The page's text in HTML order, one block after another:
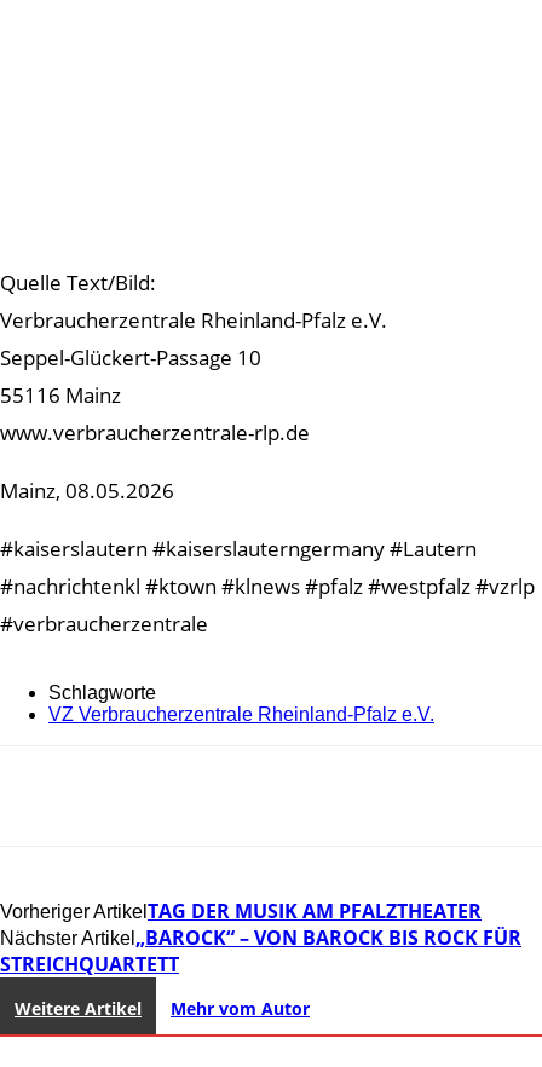
Quelle Text/Bild:
Verbraucherzentrale Rheinland-Pfalz e.V.
Seppel-Glückert-Passage 10
55116 Mainz
www.verbraucherzentrale-rlp.de
Mainz, 08.05.2026
#kaiserslautern #kaiserslauterngermany #Lautern
#nachrichtenkl #ktown #klnews #pfalz #westpfalz #vzrlp
#verbraucherzentrale
Schlagworte
VZ Verbraucherzentrale Rheinland-Pfalz e.V.
Vorheriger Artikel TAG DER MUSIK AM PFALZTHEATER
Nächster Artikel „BAROCK“ – VON BAROCK BIS ROCK FÜR
STREICHQUARTETT
Weitere Artikel Mehr vom Autor